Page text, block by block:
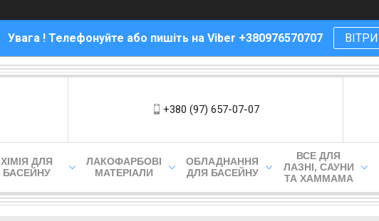
Увага ! Телефонуйте або пишіть на Viber +380976570707
+380 (97) 657-07-07
ХІМІЯ ДЛЯ
БАСЕЙНУ
ЛАКОФАРБОВІ
МАТЕРІАЛИ
ОБЛАДНАННЯ
ДЛЯ БАСЕЙНУ
ВСЕ ДЛЯ
ЛАЗНІ, САУНИ
ТА ХАММАМА